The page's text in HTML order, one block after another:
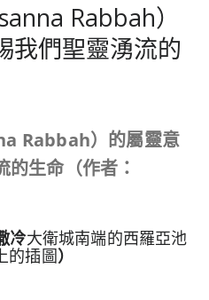
Rabbah）
我們聖靈湧流的
Rabbah）的屬靈意
的生命（作者：
冷大衛城南端的西羅亞池
的插圖）